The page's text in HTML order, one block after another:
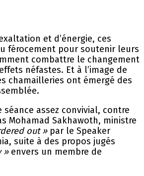
et d’énergie, ces
férocement pour soutenir leurs
combattre le changement
néfastes. Et à l’image de
chamailleries ont émergé des
séance assez convivial, contre
Mohamad Sakhawoth, ministre
out »par le Speaker
suite à des propos jugés
»envers un membre de